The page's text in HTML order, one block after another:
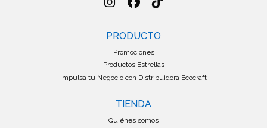
PRODUCTO
Promociones
Productos Estrellas
Impulsa tu Negocio con Distribuidora Ecocraft
TIENDA
Quiénes somos